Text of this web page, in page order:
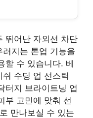
뛰어난 자외선 차단
지는 톤업 기능을
할 수 있습니다. 베
수딩 업 선스틱
터지 브라이트닝 업
부 고민에 맞춰 선
만나보실 수 있는